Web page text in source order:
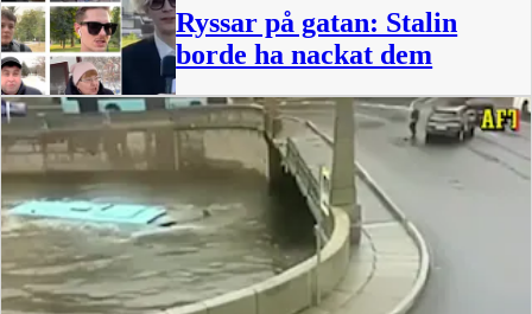
Ryssar på gatan: Stalin
borde ha nackat dem